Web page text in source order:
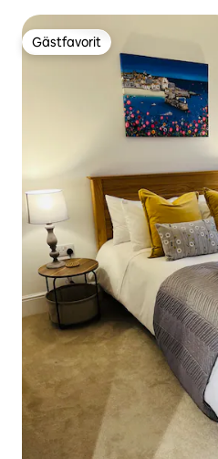
Gästfavorit
Gästfavorit